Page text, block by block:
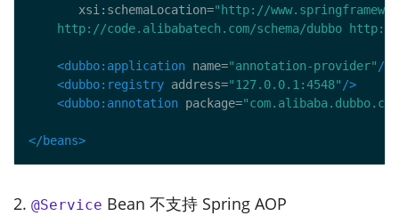
       xsi:schemaLocation=
http://code.alibabatech.com/schema/dubbo
<dubbo:application name="annotation-provider" />
<dubbo:registry address="127.0.0.1:4548" />
<dubbo:annotation package=
</beans>
2. @Service Bean 不支持 Spring AOP